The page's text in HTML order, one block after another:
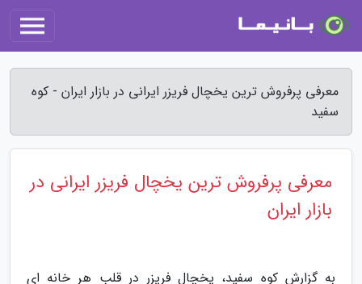
معرفی پرفروش ترین یخچال فریزر ایرانی در بازار ایران - کوه
سفید
معرفی پرفروش ترین یخچال فریزر ایرانی در
بازار ایران
به گزارش کوه سفید، یخچال فریزر در قلب هر خانه ای